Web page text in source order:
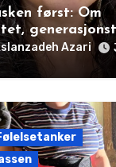
først: Om
tunnelsynet
Azari